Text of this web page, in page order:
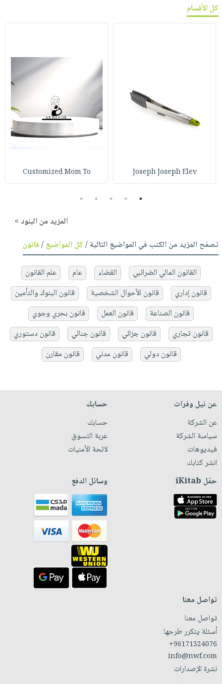
كل الأقسام
Joseph Joseph Elev
Customized Mom To
1
2
3
4
5
المزيد من البنود »
تصفح المزيد من الكتب في المواضيع التالية /كل المواضيع/قانون
القانون المالي الضرائبي القضاء عام
علم القانون
قانون إداري
قانون الأحوال الشخصية
قانون البنوك والتأمين
قانون الصناعة
قانون العمل
قانون بحري وجوي
قانون تجاري
قانون جزائي قانون جنائي
قانون دستوري
قانون دولي
قانون مدني قانون مقارن
عن نيل وفرات
عن الشركة
سياسة الشركة
فيديوهات
انشر كتابك
حسابك
حسابك
عربة التسوق
لائحة الأمنيات
حمّل iKitab وسائل الدفع
تواصل معنا
تواصل معنا
أسئلة يتكرر طرحها
+96171324076
info@nwf.com
نشرة الإصدارات